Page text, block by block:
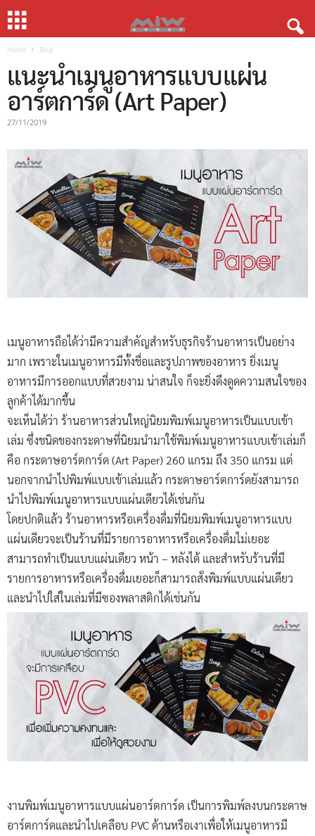
Home Blog
แนะนำเมนูอาหารแบบแผ่น
อาร์ตการ์ด (Art Paper)
27/11/2019
เมนูอาหารถือได้ว่ามีความสำคัญสำหรับธุรกิจร้านอาหารเป็นอย่าง
มาก เพราะในเมนูอาหารมีทั้งชื่อและรูปภาพของอาหาร ยิ่งเมนู
อาหารมีการออกแบบที่สวยงาม น่าสนใจ ก็จะยิ่งดึงดูดความสนใจของ
ลูกค้าได้มากขึ้น
จะเห็นได้ว่า ร้านอาหารส่วนใหญ่นิยมพิมพ์เมนูอาหารเป็นแบบเข้า
เล่ม ซึ่งชนิดของกระดาษที่นิยมนำมาใช้พิมพ์เมนูอาหารแบบเข้าเล่มก็
คือ กระดาษอาร์ตการ์ด (Art Paper) 260 แกรม ถึง 350 แกรม แต่
นอกจากนำไปพิมพ์แบบเข้าเล่มแล้ว กระดาษอาร์ตการ์ดยังสามารถ
นำไปพิมพ์เมนูอาหารแบบแผ่นเดียวได้เช่นกัน
โดยปกติแล้ว ร้านอาหารหรือเครื่องดื่มที่นิยมพิมพ์เมนูอาหารแบบ
แผ่นเดียวจะเป็นร้านที่มีรายการอาหารหรือเครื่องดื่มไม่เยอะ
สามารถทำเป็นแบบแผ่นเดียว หน้า – หลังได้ และสำหรับร้านที่มี
รายการอาหารหรือเครื่องดื่มเยอะก็สามารถสั่งพิมพ์แบบแผ่นเดียว
และนำไปใส่ในเล่มที่มีซองพลาสติกได้เช่นกัน
งานพิมพ์เมนูอาหารแบบแผ่นอาร์ตการ์ด เป็นการพิมพ์ลงบนกระดาษ
อาร์ตการ์ดและนำไปเคลือบ PVC ด้านหรือเงาเพื่อให้เมนูอาหารมี